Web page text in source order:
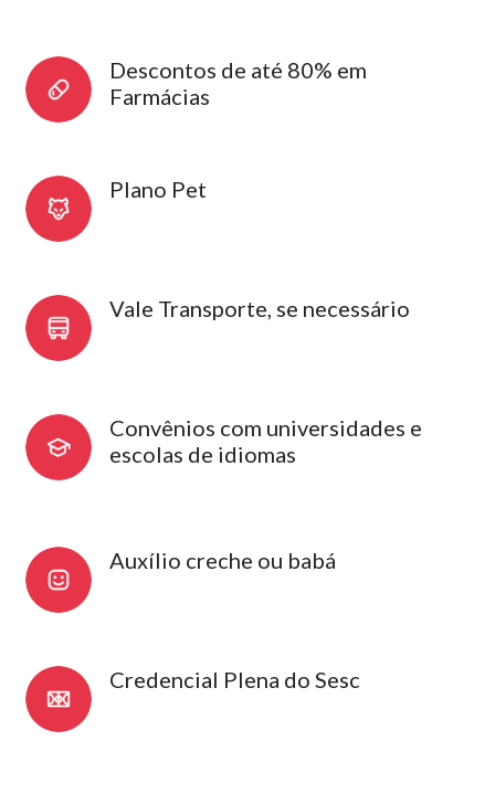
Descontos de até 80% em
Farmácias
Plano Pet
Vale Transporte, se necessário
Convênios com universidades e
escolas de idiomas
Auxílio creche ou babá
Credencial Plena do Sesc